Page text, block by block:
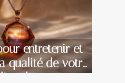
entretenir et
qualité de votre
photo